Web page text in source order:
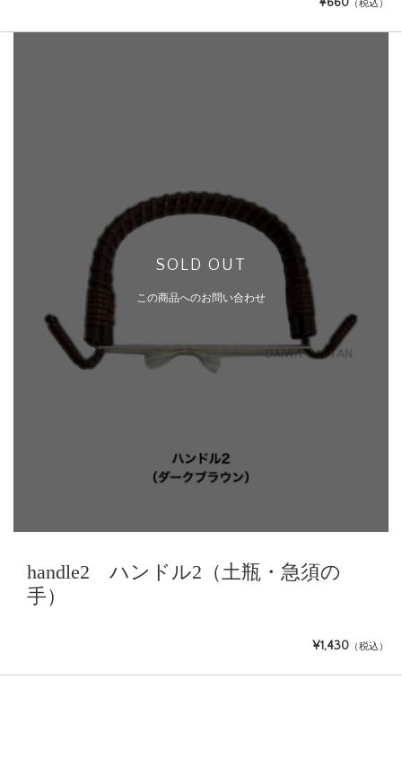
（税込）
SOLD OUT
この商品へのお問い合わせ
handle2 ハンドル2（土瓶・急須の
手）
¥1,430 （税込）